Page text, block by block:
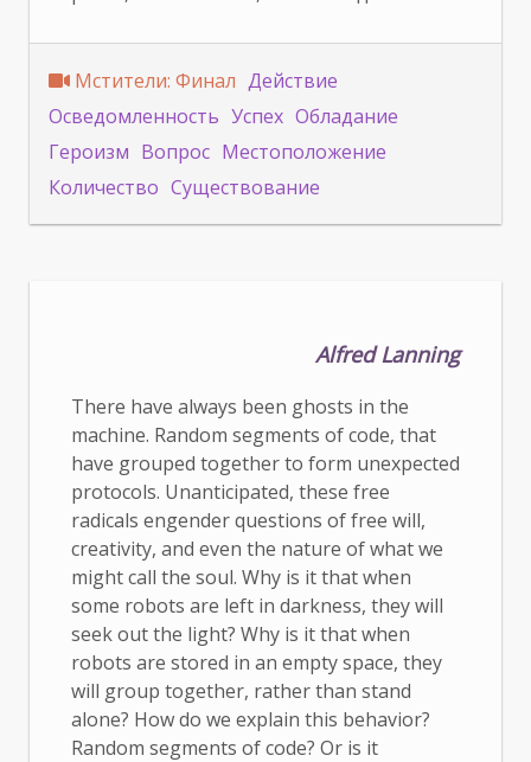
Мстители: Финал Действие
Осведомленность Успех Обладание
Героизм Вопрос Местоположение
Количество Существование
Alfred Lanning
There have always been ghosts in the
machine. Random segments of code, that
have grouped together to form unexpected
protocols. Unanticipated, these free
radicals engender questions of free will,
creativity, and even the nature of what we
might call the soul. Why is it that when
some robots are left in darkness, they will
seek out the light? Why is it that when
robots are stored in an empty space, they
will group together, rather than stand
alone? How do we explain this behavior?
Random segments of code? Or is it